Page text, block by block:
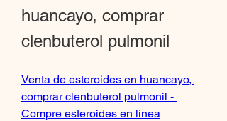
huancayo, comprar
clenbuterol pulmonil
Venta de esteroides en huancayo,
comprar clenbuterol pulmonil -
Compre esteroides en línea